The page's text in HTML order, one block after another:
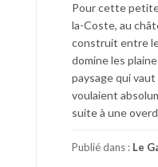
Pour cette
la-Coste, au
construit entre
domine les
paysage qui
voulaient
suite à une
Publié dans : Le